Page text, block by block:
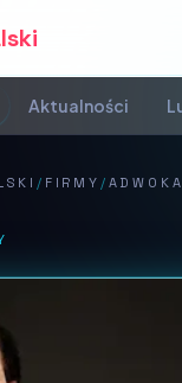
Aktualności
/ FIRMY /